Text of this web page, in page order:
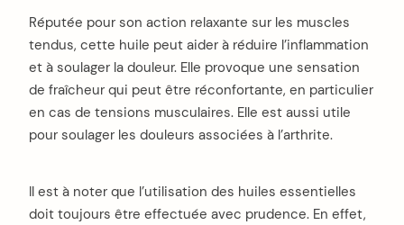
Réputée pour son action relaxante sur les muscles
tendus, cette huile peut aider à réduire l’inflammation
et à soulager la douleur. Elle provoque une sensation
de fraîcheur qui peut être réconfortante, en particulier
en cas de tensions musculaires. Elle est aussi utile
pour soulager les douleurs associées à l’arthrite.
Il est à noter que l’utilisation des huiles essentielles
doit toujours être effectuée avec prudence. En effet,